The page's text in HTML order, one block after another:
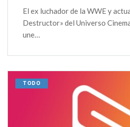
El ex luchador de la WWE y
Destructor» del Universo
une…
TODO